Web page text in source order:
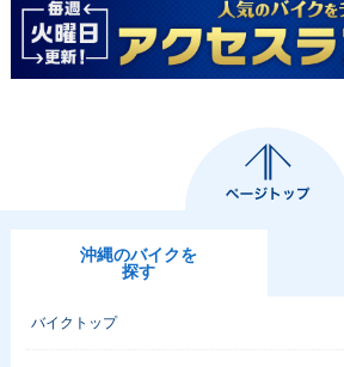
沖縄のバイクを
探す
バイクトップ